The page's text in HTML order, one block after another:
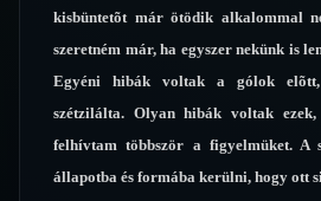
kisbüntetõt már ötödik alkalommal
szeretném már, ha egyszer nekünk is
Egyéni hibák voltak a gólok elõtt,
szétzilálta. Olyan hibák voltak
felhívtam többször a figyelmüket. A
állapotba és formába kerülni, hogy ott